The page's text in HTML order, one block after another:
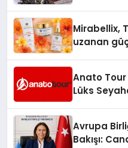
Mirabellix,
uzanan
Anato
Lüks
Avrupa
Bakışı: